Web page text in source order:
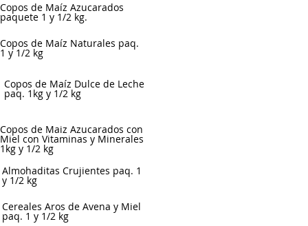
Copos de Maíz Azucarados
paquete 1 y 1/2 kg.
Copos de Maíz Naturales paq.
1 y 1/2 kg
Copos de Maíz Dulce de Leche
paq. 1kg y 1/2 kg
Copos de Maiz Azucarados con
Miel con Vitaminas y Minerales
1kg y 1/2 kg
Almohaditas Crujientes paq. 1
y 1/2 kg
Cereales Aros de Avena y Miel
paq. 1 y 1/2 kg